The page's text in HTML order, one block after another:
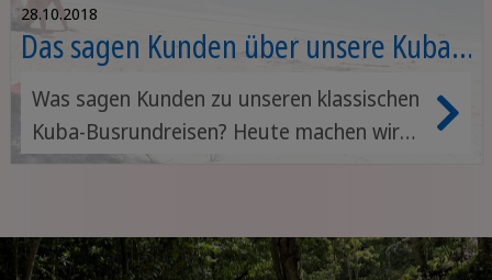
28.10.2018
Das sagen Kunden über unsere Kuba-
Busrundreisen
Was sagen Kunden zu unseren klassischen
Kuba-Busrundreisen? Heute machen wir
den Check und reisen in die Vergangenheit
Bestandskunden unsere Reisen bewertet
und was haben sie auf Kuba erlebt? Wie